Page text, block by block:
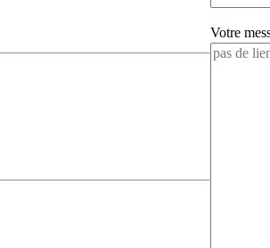
Votre